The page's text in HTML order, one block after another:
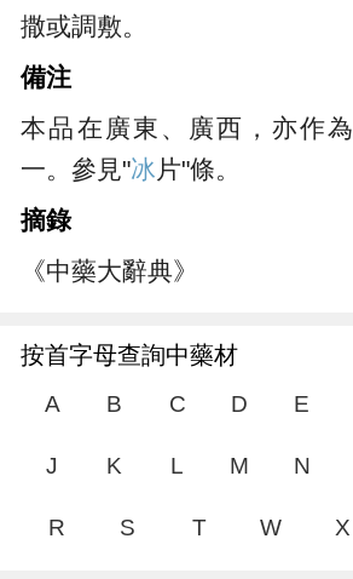
撒或調敷。
備注
本品在廣東、廣西，亦作為
一。參見"冰 片"條。
摘錄
《中藥大辭典》
按首字母查詢中藥材
A B C D E
J K L M N
R S T W X